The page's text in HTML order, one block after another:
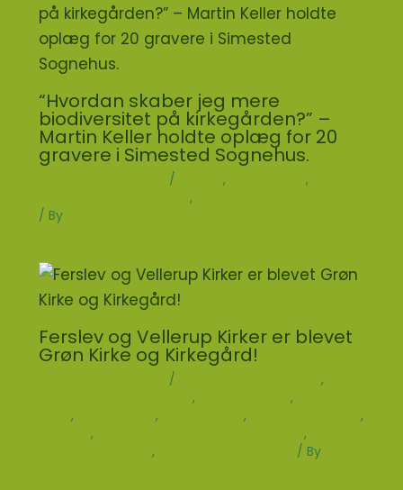
“Hvordan skaber jeg mere
biodiversitet på kirkegården?” –
Martin Keller holdte oplæg for 20
gravere i Simested Sognehus.
/ , ,
,
/ By
Ferslev og Vellerup Kirker er blevet
Grøn Kirke og Kirkegård!
/
,
, ,
, , ,
,
, ,
, / By